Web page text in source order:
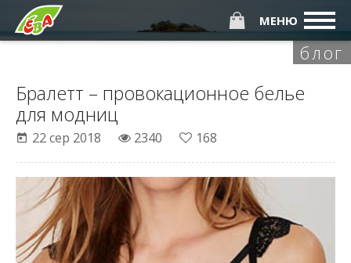
МЕНЮ
блог
Бралетт – провокационное белье
для модниц
22 сер 2018 2340 168